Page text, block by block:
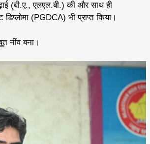
(बी.ए., एलएल.बी.) की और साथ ही
(PGDCA) भी प्राप्त किया।
नींव बना।